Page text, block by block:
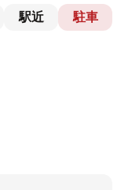
駅近 駐車